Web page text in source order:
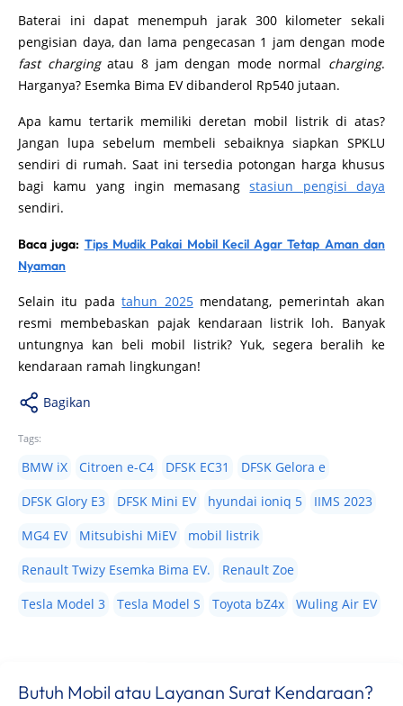
Baterai ini dapat menempuh jarak 300 kilometer sekali
pengisian daya, dan lama pengecasan 1 jam dengan mode
fast chargingatau 8 jam dengan mode normal charging.
Harganya? Esemka Bima EV dibanderol Rp540 jutaan.
Apa kamu tertarik memiliki deretan mobil listrik di atas?
Jangan lupa sebelum membeli sebaiknya siapkan SPKLU
sendiri di rumah. Saat ini tersedia potongan harga khusus
bagi kamu yang ingin memasangstasiun pengisi daya
sendiri.
Baca juga: Tips Mudik Pakai Mobil Kecil Agar Tetap Aman dan
Nyaman
Selain itu padatahun 2025mendatang, pemerintah akan
resmi membebaskan pajak kendaraan listrik loh. Banyak
untungnya kan beli mobil listrik? Yuk, segera beralih ke
kendaraan ramah lingkungan!
Bagikan
Tags:
BMW iX Citroen e-C4 DFSK EC31
DFSK Gelora e
DFSK Glory E3
DFSK Mini EV hyundai ioniq 5
IIMS 2023
MG4 EV
Mitsubishi MiEV
mobil listrik
Renault Twizy Esemka Bima EV.
Renault Zoe
Tesla Model 3
Tesla Model S Toyota bZ4x Wuling Air EV
Butuh Mobil atau Layanan Surat Kendaraan?